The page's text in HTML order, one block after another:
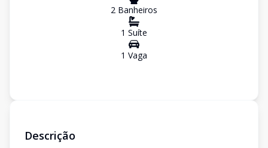
2 Banheiros
1 Suíte
1 Vaga
Descrição